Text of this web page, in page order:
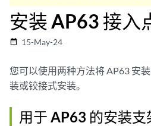
安装 AP63 接入
date_range 15-May-24
您可以使用两种方法将 AP63 安
装或铰接式安装。
用于 AP63 的安装支